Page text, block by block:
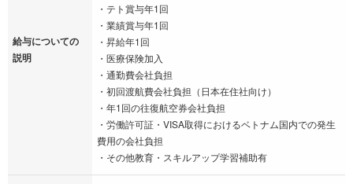
給与についての
説明
・テト賞与年1回
・業績賞与年1回
・昇給年1回
・医療保険加入
・通勤費会社負担
・初回渡航費会社負担（日本在住社向け）
・年1回の往復航空券会社負担
・労働許可証・VISA取得におけるベトナム国内での発生
費用の会社負担
・その他教育・スキルアップ学習補助有